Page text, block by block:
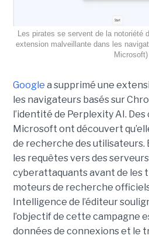
Les pirates se servent de la notoriété
extension malveillante dans les
Microsoft)
Google a supprimé une
les navigateurs basés sur
l’identité de Perplexity AI.
Microsoft ont découvert
de recherche des
les requêtes vers des
cyberattaquants avant de les
moteurs de recherche
Intelligence de l’éditeur
l’objectif de cette campagne
données de connexions et le